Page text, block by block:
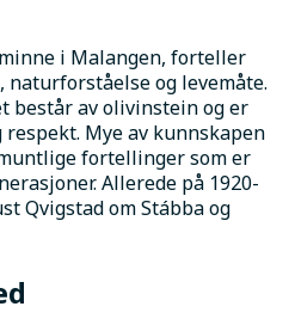
i Malangen, forteller
og levemåte.
består av olivinstein og er
Mye av kunnskapen
fortellinger som er
Allerede på 1920-
Qvigstad om Stábba og